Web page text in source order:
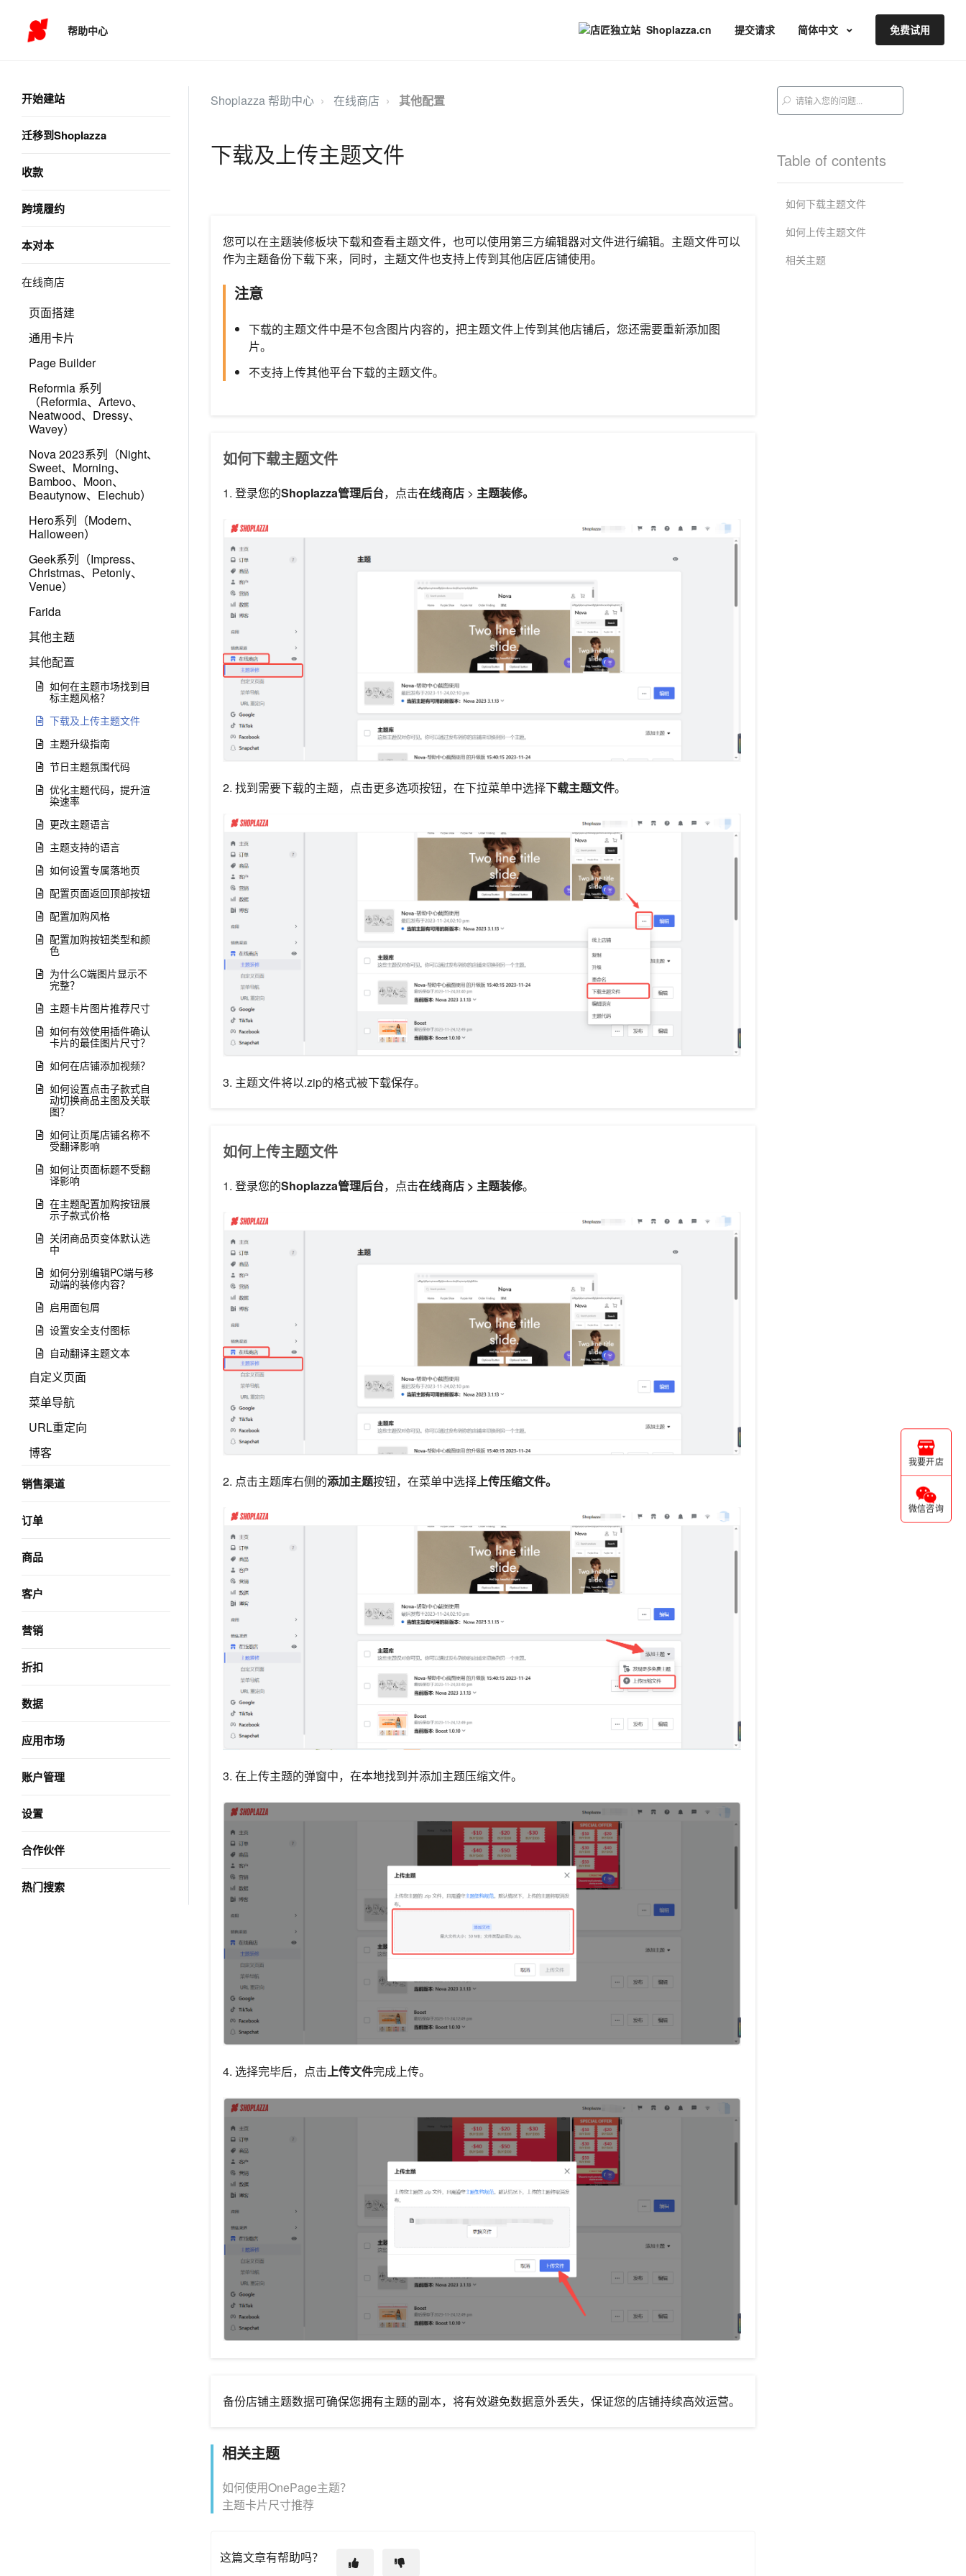
帮助中心 Shoplazza.cn 提交请求 简体中文 免费试用
开始建站
迁移到Shoplazza
收款
跨境履约
本对本
在线商店
页面搭建
通用卡片
Page Builder
Reformia 系列
（Reformia、Artevo、
Neatwood、Dressy、
Wavey）
Nova 2023系列（Night、
Sweet、Morning、
Bamboo、Moon、
Beautynow、Elechub）
Hero系列（Modern、
Halloween）
Geek系列（Impress、
Christmas、Petonly、
Venue）
Farida
其他主题
其他配置
如何在主题市场找到目
标主题风格？
下载及上传主题文件
主题升级指南
节日主题氛围代码
优化主题代码，提升渲
染速率
更改主题语言
主题支持的语言
如何设置专属落地页
配置页面返回顶部按钮
配置加购风格
配置加购按钮类型和颜
色
为什么C端图片显示不
完整？
主题卡片图片推荐尺寸
如何有效使用插件确认
卡片的最佳图片尺寸？
如何在店铺添加视频？
如何设置点击子款式自
动切换商品主图及关联
图？
如何让页尾店铺名称不
受翻译影响
如何让页面标题不受翻
译影响
在主题配置加购按钮展
示子款式价格
关闭商品页变体默认选
中
如何分别编辑PC端与移
动端的装修内容？
启用面包屑
设置安全支付图标
自动翻译主题文本
自定义页面
菜单导航
URL重定向
博客
销售渠道
订单
商品
客户
营销
折扣
数据
应用市场
账户管理
设置
合作伙伴
热门搜索
Shoplazza 帮助中心 在线商店 其他配置
下载及上传主题文件
您可以在主题装修板块下载和查看主题文件，也可以使用第三方编辑器对文件进行编辑。主题文件可以
作为主题备份下载下来，同时，主题文件也支持上传到其他店匠店铺使用。
注意
下载的主题文件中是不包含图片内容的，把主题文件上传到其他店铺后，您还需要重新添加图
片。
不支持上传其他平台下载的主题文件。
如何下载主题文件
1. 登录您的Shoplazza管理后台，点击在线商店> 主题装修。
2. 找到需要下载的主题，点击更多选项按钮，在下拉菜单中选择下载主题文件。
3. 主题文件将以.zip的格式被下载保存。
如何上传主题文件
1. 登录您的Shoplazza管理后台，点击在线商店 > 主题装修。
2. 点击主题库右侧的添加主题按钮，在菜单中选择上传压缩文件。
3. 在上传主题的弹窗中，在本地找到并添加主题压缩文件。
4. 选择完毕后，点击上传文件完成上传。
备份店铺主题数据可确保您拥有主题的副本，将有效避免数据意外丢失，保证您的店铺持续高效运营。
相关主题
如何使用OnePage主题？
主题卡片尺寸推荐
这篇文章有帮助吗？
Table of contents
如何下载主题文件
如何上传主题文件
相关主题
我要开店
微信咨询